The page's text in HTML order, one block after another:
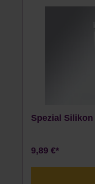
Spezial
9,89 €*